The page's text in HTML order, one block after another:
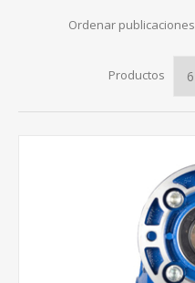
Ordenar publicaciones
Productos